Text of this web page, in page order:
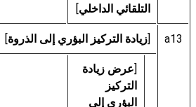
التلقائي الداخلي]
a13
[زيادة التركيز البؤري إلى الذروة]
[عرض زيادة
التركيز
البؤري إلى